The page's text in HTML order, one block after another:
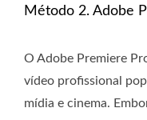
Método 2. Adobe
O Adobe Premiere
vídeo profissional
mídia e cinema.